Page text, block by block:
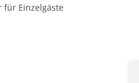
Einzelgäste